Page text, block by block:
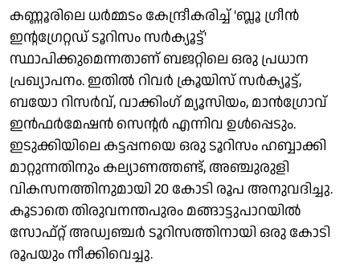
കണ്ണൂരിലെ ധർമ്മടം കേന്ദ്രീകരിച്ച് 'ബ്ലൂ ഗ്രീൻ
ഇന്റഗ്രേറ്റഡ് ടൂറിസം സർക്യൂട്ട്'
സ്ഥാപിക്കുമെന്നതാണ് ബജറ്റിലെ ഒരു പ്രധാന
പ്രഖ്യാപനം. ഇതിൽ റിവർ ക്രൂയിസ് സർക്യൂട്ട്,
ബയോ റിസർവ്, വാക്കിംഗ് മ്യൂസിയം, മാൻഗ്രോവ്
ഇൻഫർമേഷൻ സെന്റർ എന്നിവ ഉൾപ്പെടും.
ഇടുക്കിയിലെ കട്ടപ്പനയെ ഒരു ടൂറിസം ഹബ്ബാക്കി
മാറ്റുന്നതിനും കല്യാണത്തണ്ട്, അഞ്ചുരുളി
വികസനത്തിനുമായി 20 കോടി രൂപ അനുവദിച്ചു.
കൂടാതെ തിരുവനന്തപുരം മങ്ങാട്ടുപാറയിൽ
സോഫ്റ്റ് അഡ്വഞ്ചർ ടൂറിസത്തിനായി ഒരു കോടി
രൂപയും നീക്കിവെച്ചു.